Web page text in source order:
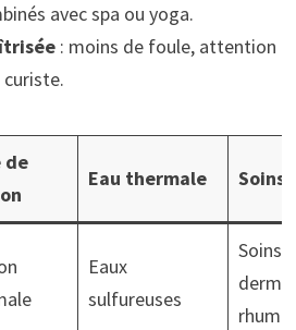
avec spa ou yoga.
: moins de foule, attention
curiste.
de
Eau thermale Soins
Eaux
sulfureuses
Soins